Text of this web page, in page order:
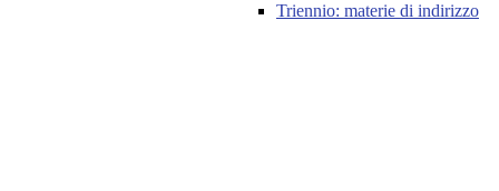
Triennio: materie di indirizzo